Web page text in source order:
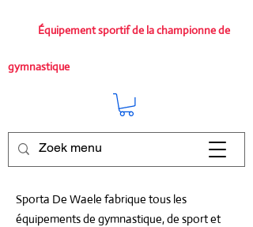
Équipement sportif de la championne de
gymnastique
Sporta De Waele fabrique tous les
équipements de gymnastique, de sport et